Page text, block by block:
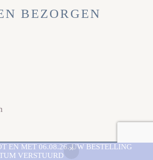
EN MET 06.08.26. UW BESTELLING
VERSTUURD
BEZORGEN
Cat Sieraden - Privacyverklaring-
laten maken door